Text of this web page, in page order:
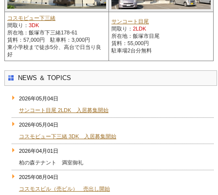
コスモビュー下三緒
間取り： 3DK
所在地：飯塚市下三緒178-61
賃料：57,000円 駐車料：3,000円
東小学校まで徒歩5分、高台で日当り良
好
サンコート目尾
間取り： 2LDK
所在地：飯塚市目尾
賃料：55,000円
駐車場2台分無料
NEWS ＆ TOPICS
2026年05月04日
サンコート目尾 2LDK 入居募集開始
2026年05月04日
コスモビュー下三緒 3DK 入居募集開始
2026年04月01日
柏の森テナント 満室御礼
2025年08月04日
コスモスビル（売ビル） 売出し開始